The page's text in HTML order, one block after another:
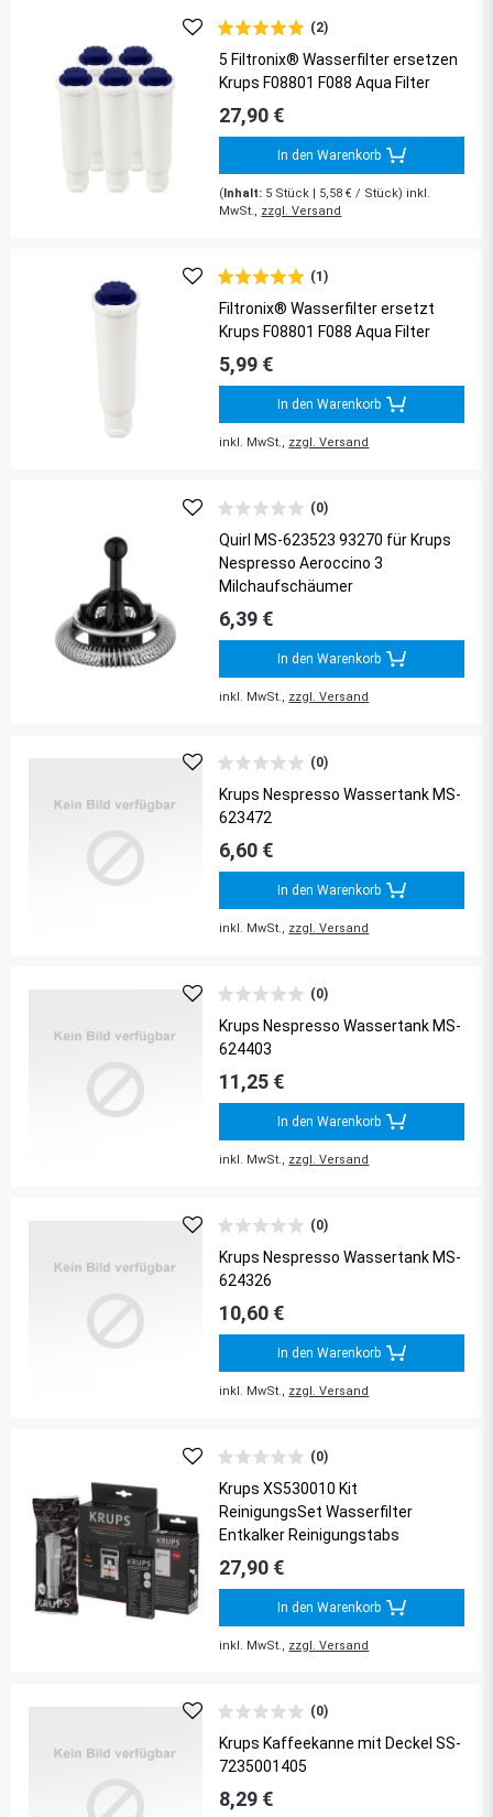
(2)
5 Filtronix® Wasserfilter ersetzen
Krups F08801 F088 Aqua Filter
27,90 €
In den Warenkorb
(Inhalt: 5 Stück | 5,58 € / Stück) inkl.
MwSt., zzgl. Versand
(1)
Filtronix® Wasserfilter ersetzt
Krups F08801 F088 Aqua Filter
5,99 €
In den Warenkorb
inkl. MwSt., zzgl. Versand
(0)
Quirl MS-623523 93270 für Krups
Nespresso Aeroccino 3
Milchaufschäumer
6,39 €
In den Warenkorb
inkl. MwSt., zzgl. Versand
(0)
Krups Nespresso Wassertank MS-
623472
6,60 €
In den Warenkorb
inkl. MwSt., zzgl. Versand
(0)
Krups Nespresso Wassertank MS-
624403
11,25 €
In den Warenkorb
inkl. MwSt., zzgl. Versand
(0)
Krups Nespresso Wassertank MS-
624326
10,60 €
In den Warenkorb
inkl. MwSt., zzgl. Versand
(0)
Krups XS530010 Kit
ReinigungsSet Wasserfilter
Entkalker Reinigungstabs
27,90 €
In den Warenkorb
inkl. MwSt., zzgl. Versand
(0)
Krups Kaffeekanne mit Deckel SS-
7235001405
8,29 €